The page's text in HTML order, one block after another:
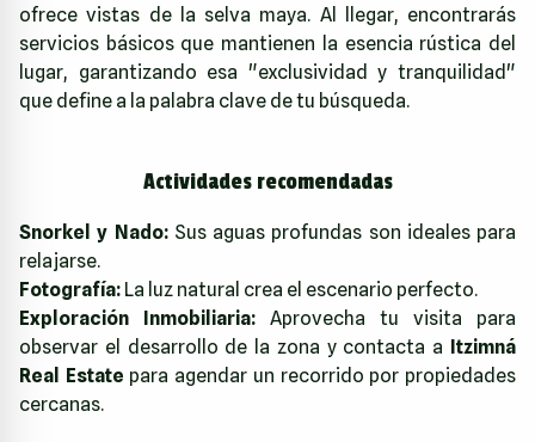
ofrece vistas de la selva maya. Al llegar, encontrarás
servicios básicos que mantienen la esencia rústica del
lugar, garantizando esa "exclusividad y tranquilidad"
que define a la palabra clave de tu búsqueda.
Actividades recomendadas
Snorkel y Nado:Sus aguas profundas son ideales para
relajarse.
Fotografía: La luz natural crea el escenario perfecto.
Exploración Inmobiliaria: Aprovecha tu visita para
observar el desarrollo de la zona y contacta a Itzimná
Real Estate para agendar un recorrido por propiedades
cercanas.